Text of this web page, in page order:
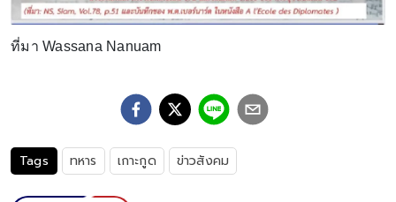
ที่มา Wassana Nanuam
Tags ทหาร เกาะกูด ข่าวสังคม